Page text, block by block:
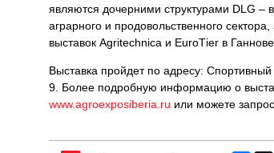
являются дочерними структурами DLG –
аграрного и продовольственного
выставок Agritechnica и EuroТier в
Выставка пройдет по адресу:
9. Более подробную информацию о
www.agroexposiberia.ru или можете